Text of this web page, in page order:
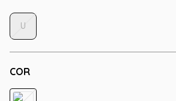
COR
U